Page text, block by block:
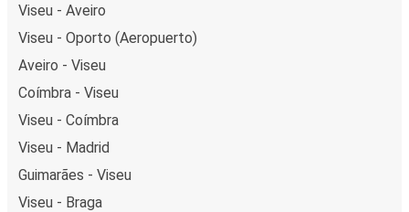
Viseu - Aveiro
Viseu - Oporto (Aeropuerto)
Aveiro - Viseu
Coímbra - Viseu
Viseu - Coímbra
Viseu - Madrid
Guimarães - Viseu
Viseu - Braga